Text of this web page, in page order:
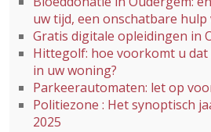
uw tijd, een onschatbare
Gratis digitale opleidingen in
Hittegolf: hoe voorkomt u
in uw woning?
Parkeerautomaten: let op
Politiezone : Het synoptisch
2025